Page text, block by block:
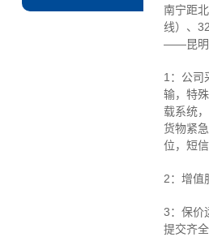
南宁距
线）、
——昆明
1：公司
输，特
载系统
货物紧
位，短
2：增值
3：保价
提交齐